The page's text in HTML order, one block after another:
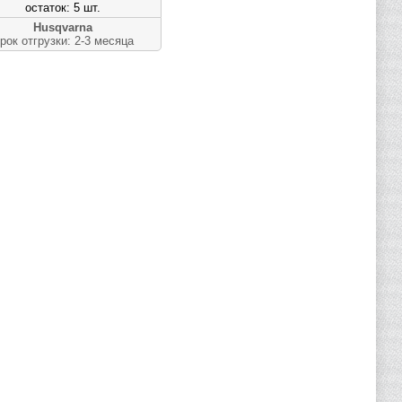
остаток: 5 шт.
Husqvarna
отгрузки: 2-3 месяца